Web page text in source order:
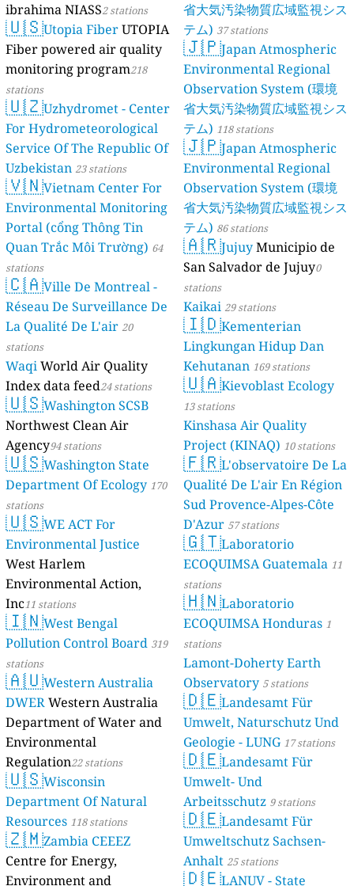
省大気汚染物質広域監視シス
テム) 37 stations
🇯🇵Japan Atmospheric
Environmental Regional
Observation System (環境
省大気汚染物質広域監視シス
テム) 118 stations
🇯🇵Japan Atmospheric
Environmental Regional
Observation System (環境
省大気汚染物質広域監視シス
テム) 86 stations
🇦🇷JujuyMunicipio de
San Salvador de Jujuy0
stations
Kaikai 29 stations
🇮🇩Kementerian
Lingkungan Hidup Dan
Kehutanan 169 stations
🇺🇦Kievoblast Ecology
13 stations
Kinshasa Air Quality
Project (KINAQ) 10 stations
🇫🇷L'observatoire De La
Qualité De L'air En Région
Sud Provence-Alpes-Côte
D'Azur 57 stations
🇬🇹Laboratorio
ECOQUIMSA Guatemala 11
stations
🇭🇳Laboratorio
ECOQUIMSA Honduras 1
stations
Lamont-Doherty Earth
Observatory 5 stations
🇩🇪Landesamt Für
Umwelt, Naturschutz Und
Geologie - LUNG 17 stations
🇩🇪Landesamt Für
Umwelt- Und
Arbeitsschutz 9 stations
🇩🇪Landesamt Für
Umweltschutz Sachsen-
Anhalt 25 stations
🇩🇪LANUV - State
ibrahima NIASS2 stations
🇺🇸Utopia FiberUTOPIA
Fiber powered air quality
monitoring program218
stations
🇺🇿Uzhydromet - Center
For Hydrometeorological
Service Of The Republic Of
Uzbekistan 23 stations
🇻🇳Vietnam Center For
Environmental Monitoring
Portal (cổng Thông Tin
Quan Trắc Môi Trường) 64
stations
🇨🇦Ville De Montreal -
Réseau De Surveillance De
La Qualité De L'air 20
stations
WaqiWorld Air Quality
Index data feed24 stations
🇺🇸Washington SCSB
Northwest Clean Air
Agency94 stations
🇺🇸Washington State
Department Of Ecology 170
stations
🇺🇸WE ACT For
Environmental Justice
West Harlem
Environmental Action,
Inc11 stations
🇮🇳West Bengal
Pollution Control Board 319
stations
🇦🇺Western Australia
DWERWestern Australia
Department of Water and
Environmental
Regulation22 stations
🇺🇸Wisconsin
Department Of Natural
Resources 118 stations
🇿🇲Zambia CEEEZ
Centre for Energy,
Environment and